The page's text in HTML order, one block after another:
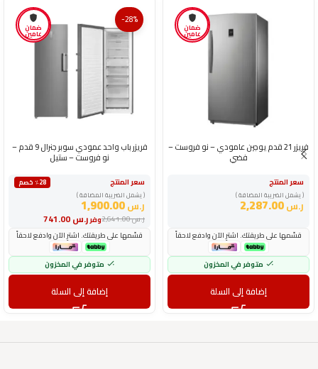
ضمان
عامين
فريزر 21 قدم يوجين عامودي – نو فروست –
فضي
سعر المنتج
( يشمل الضريبة المضافة )
ر.س2,287.00
قسّمها على طريقتك. اشترِ الآن وادفع لاحقاً
متوفر في المخزون
إضافة إلى السلة
ضمان
عامين
-28%
فريزر باب واحد عمودي سوبر جنرال 9 قدم –
نو فروست – ستيل
سعر المنتج
٪28 خصم
( يشمل الضريبة المضافة )
ر.س1,900.00
وفرر.س ر.س2,641.00
قسّمها على طريقتك. اشترِ الآن وادفع لاحقاً
متوفر في المخزون
إضافة إلى السلة